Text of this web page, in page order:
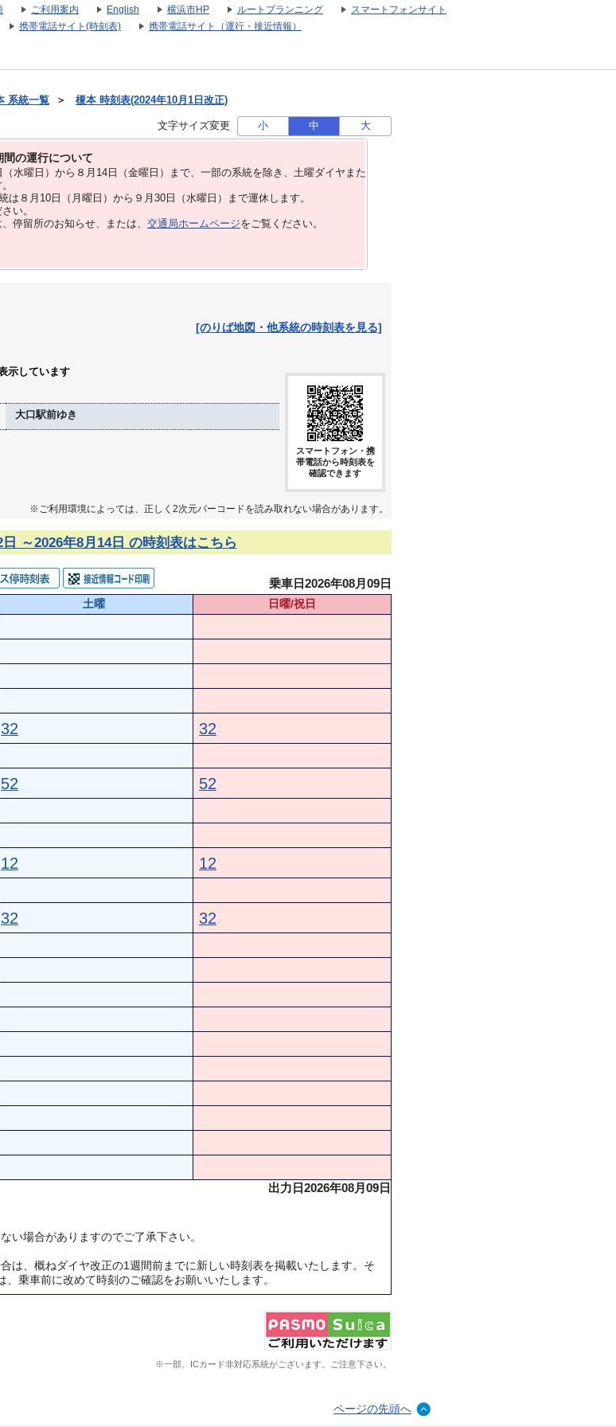
ご利用案内 English 横浜市HP ルートプランニング
スマートフォンサイト
携帯電話サイト(時刻表) 携帯電話サイト（運行・接近情報）
系統一覧 ＞ 榎本 時刻表(2024年10月1日改正)
文字サイズ変更 小 中 大
の運行について
水曜日）から８⽉14⽇（金曜日）まで、⼀部の系統を除き、⼟曜ダイヤまた
８月10日（月曜日）から９月30日（水曜日）まで運休します。
い。
停留所のお知らせ、または、 交通局ホームページをご覧ください。
[のりば地図・他系統の時刻表を見る]
示しています
大口駅前ゆき
スマートフォン・携
帯電話から時刻表を
確認できます
※ご利用環境によっては、正しく2次元バーコードを読み取れない場合があります。
～2026年8月14日 の時刻表はこちら
乗車日2026年08月09日
土曜
日曜/祝日
32 32
52 52
12 12
32 32
出力日2026年08月09日
場合がありますのでご了承下さい。
は、概ねダイヤ改正の1週間前までに新しい時刻表を掲載いたします。そ
乗車前に改めて時刻のご確認をお願いいたします。
※一部、ICカード非対応系統がございます。ご注意下さい。
ページの先頭へ